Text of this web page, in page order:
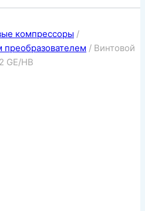
компрессоры /
/ Винтовой
GE/HB